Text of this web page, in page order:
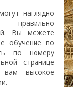
наглядно
правильно
Вы можете
обучение по
по номеру
странице
высокое